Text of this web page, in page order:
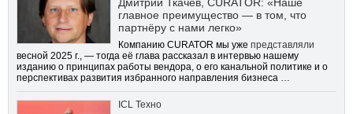
Дмитрий Ткачев, CURATOR: «Наше
главное преимущество — в том, что
партнёру с нами легко»
Компанию CURATOR мы уже представляли
весной 2025 г., — тогда её глава рассказал в интервью нашему
изданию о принципах работы вендора, о его канальной политике и о
перспективах развития избранного направления бизнеса …
ICL Техно